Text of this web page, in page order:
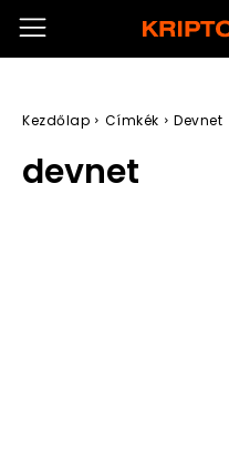
Kezdőlap Címkék Devnet
devnet